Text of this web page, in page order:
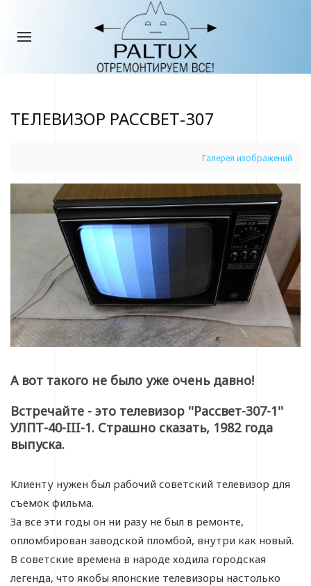
ТЕЛЕВИЗОР РАССВЕТ-307
Галерея изображений
А вот такого не было уже очень давно!
Встречайте - это телевизор ''Рассвет-307-1''
УЛПТ-40-III-1. Страшно сказать, 1982 года
выпуска.
Клиенту нужен был рабочий советский телевизор для
съемок фильма.
За все эти годы он ни разу не был в ремонте,
опломбирован заводской пломбой, внутри как новый.
В советские времена в народе ходила городская
легенда, что якобы японские телевизоры настолько